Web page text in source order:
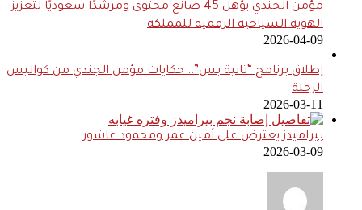
مؤمن الجندي يؤهل 45 صانع محتوى ومرشدًا سعوديًا لتعزيز
الهوية السياحية الرقمية للمملكة
2026-04-09
إطلاق برنامج “ثانية بس”.. حكايات مؤمن الجندي من كواليس
الرحلة
2026-03-11
بيراميدز يعترض على أمين عمر ومحمود عاشور
2026-03-09